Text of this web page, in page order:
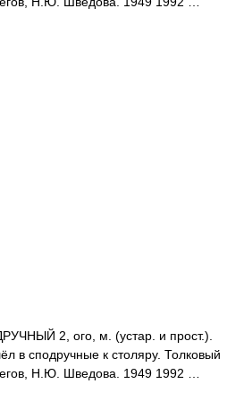
2, ого, м. (устар. и прост.).
в сподручные к столяру. Толковый
Н.Ю. Шведова. 1949 1992 …